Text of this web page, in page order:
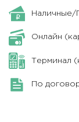
Наличные/
Онлайн
Терминал
По